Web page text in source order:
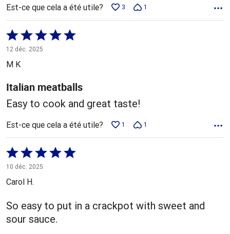
Est-ce que cela a été utile? 3 1
Coté
5 sur
5
12 déc. 2025
M K
Italian meatballs
Easy to cook and great taste!
Est-ce que cela a été utile? 1 1
Coté
5 sur
5
10 déc. 2025
Carol H.
So easy to put in a crackpot with sweet and
sour sauce.